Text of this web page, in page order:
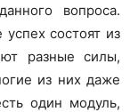
вопроса.
состоят из
разные силы,
из них даже
один модуль,